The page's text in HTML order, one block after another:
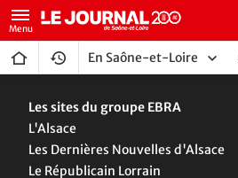
En Saône-et-Loire
Les sites du groupe EBRA
L'Alsace
Les Dernières Nouvelles d'Alsace
Le Républicain Lorrain